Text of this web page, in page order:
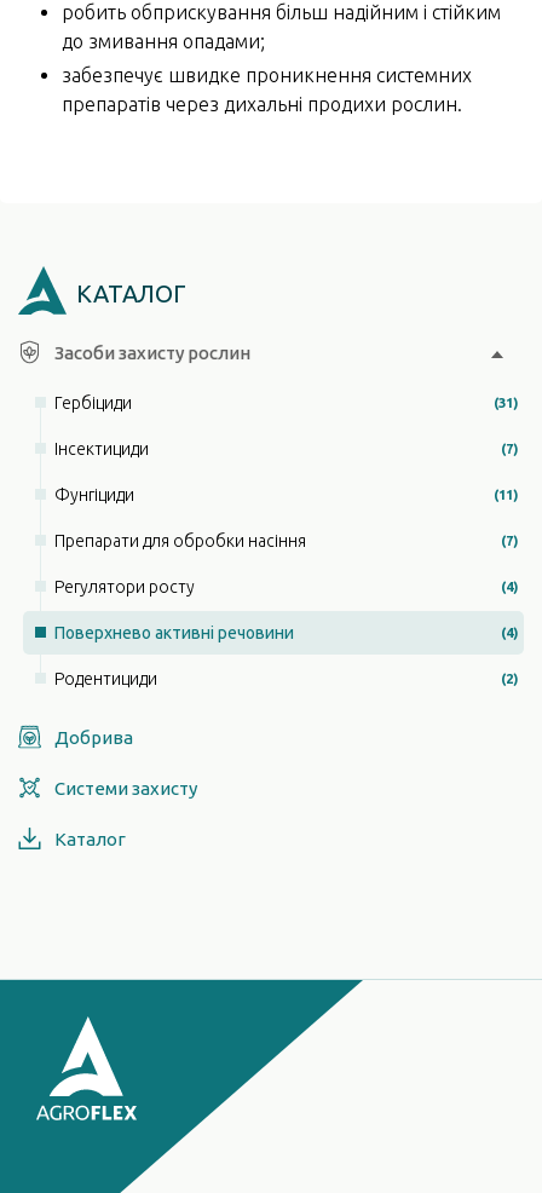
КАТАЛОГ
Засоби захисту рослин
Гербіциди (31)
Інсектициди (7)
Фунгіциди (11)
Препарати для обробки насіння (7)
Регулятори росту (4)
Поверхнево активні речовини (4)
Родентициди (2)
Добрива
Системи захисту
Каталог
робить обприскування більш надійним і стійким
до змивання опадами;
забезпечує швидке проникнення системних
препаратів через дихальні продихи рослин.